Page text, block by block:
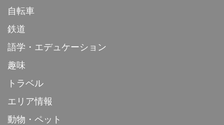
自転車
鉄道
語学・エデュケーション
趣味
トラベル
エリア情報
動物・ペット